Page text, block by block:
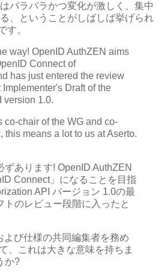
バラバラかつ変化が激しく、集中
、ということがしばしば挙げられ
す。
way! OpenID AuthZEN aims
Connect of
has just entered the review
Implementer's Draft of the
version 1.0.
co-chair of the WG and co-
this means a lot to us at Aserto.
ずあります! OpenID AuthZEN
Connect」になることを目指
API バージョン 1.0の最
トのレビュー段階に入ったと
よび仕様の共同編集者を務め
、これは大きな意味を持ちま
か?